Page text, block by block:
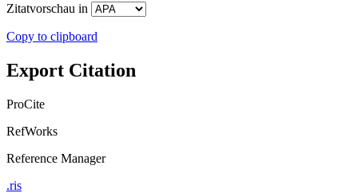
Zitatvorschau in
Copy to clipboard
Export Citation
ProCite
RefWorks
Reference Manager
.ris